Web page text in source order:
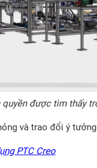
quyền được tìm thấy
và trao đổi ý
PTC Creo